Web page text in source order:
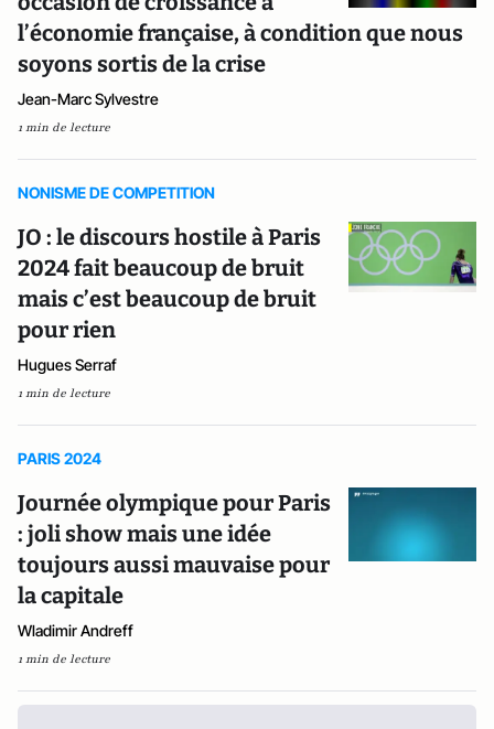
l’économie française, à condition que nous
soyons sortis de la crise
Jean-Marc Sylvestre
1 min de lecture
NONISME DE COMPETITION
JO : le discours hostile à Paris
2024 fait beaucoup de bruit
mais c’est beaucoup de bruit
pour rien
Hugues Serraf
1 min de lecture
PARIS 2024
Journée olympique pour Paris
: joli show mais une idée
toujours aussi mauvaise pour
la capitale
Wladimir Andreff
1 min de lecture